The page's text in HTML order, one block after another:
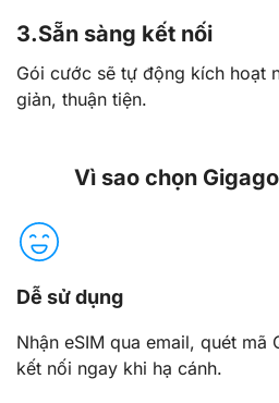
3.Sẵn sàng kết nối
Gói cước sẽ tự động kích hoạt
giản, thuận tiện.
Vì sao chọn
Dễ sử dụng
Nhận eSIM qua email, quét mã
kết nối ngay khi hạ cánh.